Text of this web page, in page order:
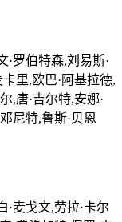
·罗伯特森,刘易斯·
里,欧巴·阿基拉德,
,唐·吉尔特,安娜·
尼特,鲁斯·贝恩
·麦戈文,劳拉·卡尔